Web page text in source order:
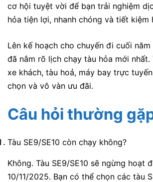
cơ hội tuyệt vời để bạn trải nghiệm
hỏa tiện lợi, nhanh chóng và tiết kiệm
Lên kế hoạch cho chuyến đi cuối
đã nắm rõ lịch chạy tàu hỏa mới
xe khách, tàu hoả, máy bay trực
chọn và vô vàn ưu đãi.
Câu hỏi thường
Tàu SE9/SE10 còn chạy không?
Không. Tàu SE9/SE10 sẽ ngừng hoạt
10/11/2025. Bạn có thể chọn các tàu